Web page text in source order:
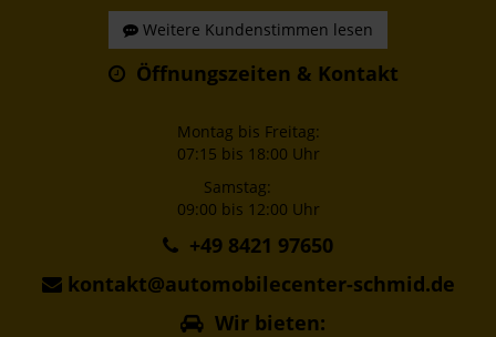
Weitere Kundenstimmen lesen
Öffnungszeiten & Kontakt
Montag bis Freitag:
07:15 bis 18:00 Uhr
Samstag:
09:00 bis 12:00 Uhr
+49 8421 97650
kontakt@automobilecenter-schmid.de
Wir bieten: